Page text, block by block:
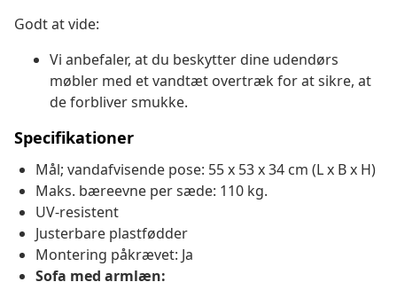
Godt at vide:
Vi anbefaler, at du beskytter dine udendørs
møbler med et vandtæt overtræk for at sikre, at
de forbliver smukke.
Specifikationer
Mål; vandafvisende pose: 55 x 53 x 34 cm (L x B x H)
Maks. bæreevne per sæde: 110 kg.
UV-resistent
Justerbare plastfødder
Montering påkrævet: Ja
Sofa med armlæn: